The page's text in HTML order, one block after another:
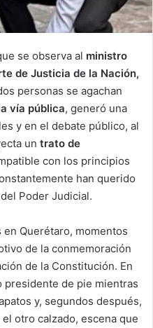
se observa al ministro
de Justicia de la Nación,
personas se agachan
vía pública, generó una
y en el debate público, al
un trato de
con los principios
han querido
Poder Judicial.
en Querétaro, momentos
de la conmemoración
de la Constitución. En
presidente de pie mientras
y, segundos después,
otro calzado, escena que